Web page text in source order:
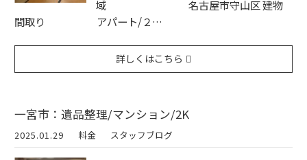
域 名古屋市守山区 建物
間取り アパート/２…
詳しくはこちら
一宮市：遺品整理/マンション/2K
2025.01.29 料金 スタッフブログ